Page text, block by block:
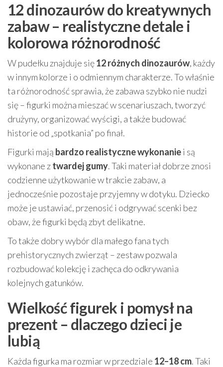
12 dinozaurów do kreatywnych
zabaw – realistyczne detale i
kolorowa różnorodność
W pudełku znajduje się12 różnych dinozaurów, każdy
w innym kolorze i o odmiennym charakterze. To właśnie
ta różnorodność sprawia, że zabawa szybko nie nudzi
się – figurki można mieszać w scenariuszach, tworzyć
drużyny, organizować wyścigi, a także budować
historie od „spotkania” po finał.
Figurki mają bardzo realistyczne wykonaniei są
wykonane ztwardej gumy. Taki materiał dobrze znosi
codzienne użytkowanie w trakcie zabaw, a
jednocześnie pozostaje przyjemny w dotyku. Dziecko
może je ustawiać, przenosić i odgrywać scenki bez
obaw, że figurki będą zbyt delikatne.
To także dobry wybór dla małego fana tych
prehistorycznych zwierząt – zestaw pozwala
rozbudować kolekcję i zachęca do odkrywania
kolejnych gatunków.
Wielkość figurek i pomysł na
prezent – dlaczego dzieci je
lubią
Każda figurka ma rozmiar w przedziale 12–18 cm. Taki